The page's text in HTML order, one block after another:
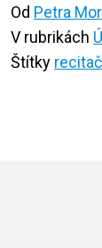
Od Petra
V rubrikách
Štítky